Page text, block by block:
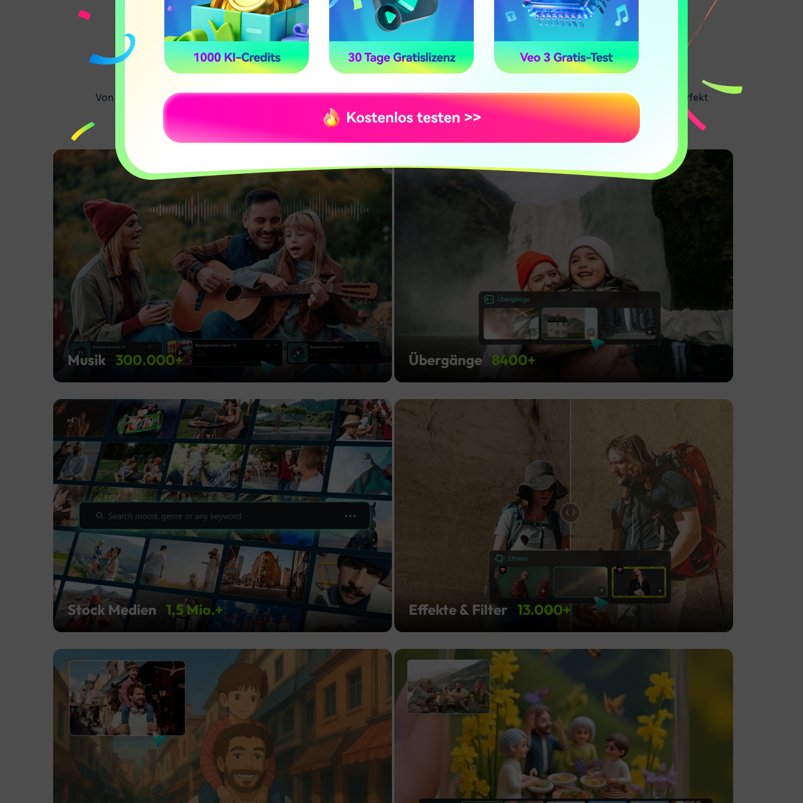
Kreative Extras für den letzten Schliff
Von stimmungsvoller Musik bis zu dynamischen Übergängen – entdecken Sie vielseitige Effekte, die Ihre Familien- und Reisevideos perfekt
abrunden.
Musik 300.000+
300.000+
Übergänge 8400+
Stock Medien 1,5 Mio.+
1,5
Mio.+
Effekte & Filter 13.000+
13.000+
Bild zu
Video
Ghibli-
Gemalte